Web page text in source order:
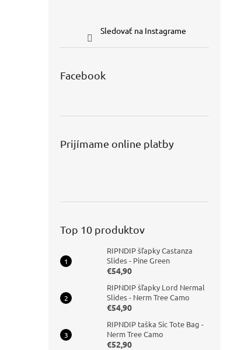
Sledovať na Instagrame
Facebook
Prijímame online platby
Top 10 produktov
RIPNDIP šľapky Castanza
Slides - Pine Green
€54,90
RIPNDIP šľapky Lord Nermal
Slides - Nerm Tree Camo
€54,90
RIPNDIP taška Sic Tote Bag -
Nerm Tree Camo
€52,90